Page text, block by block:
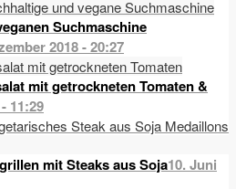
Suchmaschine
2018 - 20:27
mit getrockneten Tomaten &
11:29
mit Steaks aus Soja10. Juni